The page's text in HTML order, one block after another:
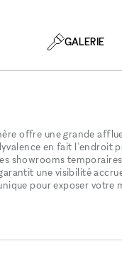
GALERIE
offre une grande
en fait l'endroit
showrooms
une visibilité
pour exposer votre